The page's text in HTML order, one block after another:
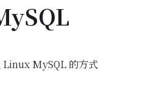
Linux MySQL 的方式